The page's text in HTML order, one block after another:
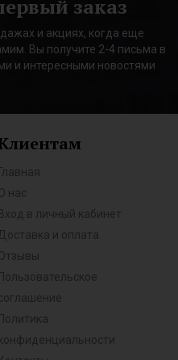
заказ
и акциях, когда еще
Вы получите 2-4 письма в
и интересными новостями
Главная
нас
Вход в личный кабинет
Доставка и оплата
Пользовательское
Политика